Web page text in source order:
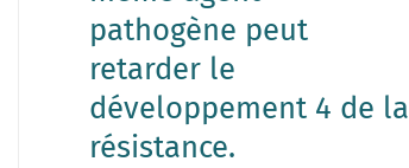
pathogène peut
retarder le
développement 4 de la
résistance.